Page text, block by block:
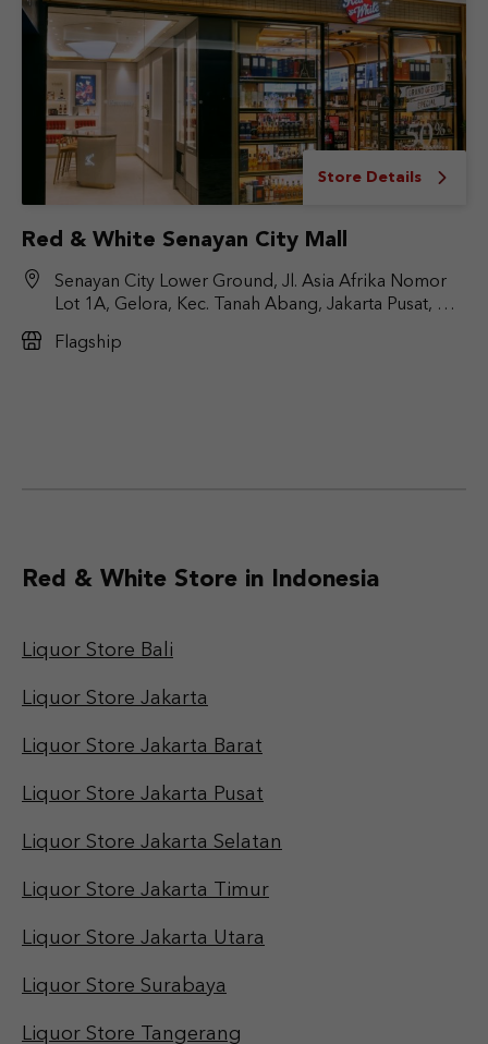
Store Details
Red & White Senayan City Mall
Senayan City Lower Ground, Jl. Asia Afrika Nomor
Lot 1A, Gelora, Kec. Tanah Abang, Jakarta Pusat, DKI
Flagship
Red & White Store in Indonesia
Liquor Store Bali
Liquor Store Jakarta
Liquor Store Jakarta Barat
Liquor Store Jakarta Pusat
Liquor Store Jakarta Selatan
Liquor Store Jakarta Timur
Liquor Store Jakarta Utara
Liquor Store Surabaya
Liquor Store Tangerang